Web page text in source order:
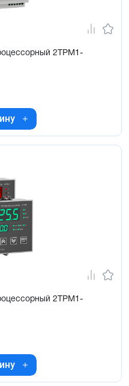
2ТРМ1-
2ТРМ1-